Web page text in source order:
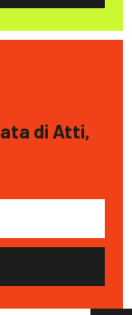
di Atti,